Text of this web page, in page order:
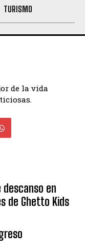
TURISMO
de la vida
en
de Ghetto Kids